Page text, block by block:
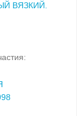
ВЯЗКИЙ.